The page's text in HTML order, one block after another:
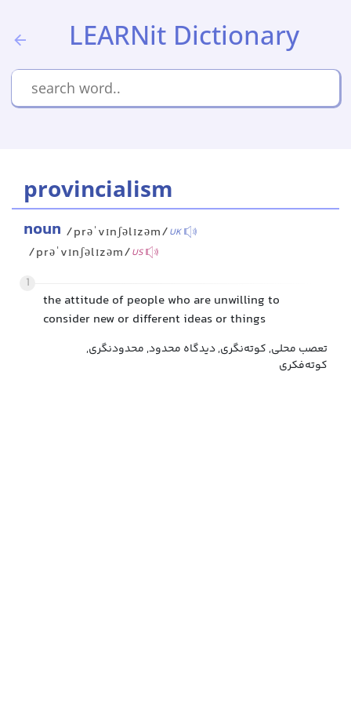
LEARNit Dictionary
provincialism
noun /prəˈvɪnʃəlɪzəm/UK
/prəˈvɪnʃəlɪzəm/US
1
the attitude of people who are unwilling to
consider new or different ideas or things
تعصب محلی, کوته‌نگری, دیدگاه محدود, محدودنگری,
کوته‌فکری